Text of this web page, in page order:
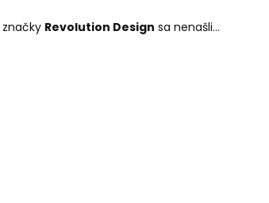
Revolution Design sa nenašli...